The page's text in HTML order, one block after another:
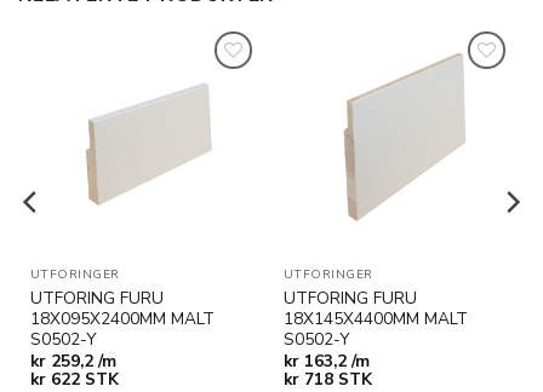
UTFORINGER
UTFORING FURU
18X095X2400MM MALT
S0502-Y
kr259,2 /m
kr622 STK
ønskeliste
UTFORINGER
UTFORING FURU
18X145X4400MM MALT
S0502-Y
kr163,2 /m
kr718 STK